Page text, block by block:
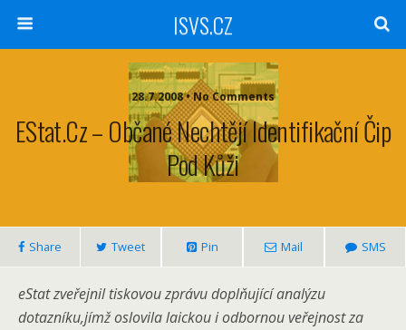
ISVS.CZ
28.7.2008 • No Comments
EStat.cz – Občané Nechtějí Identifikační Čip
Pod Kůži
Share Tweet Pin Mail SMS
eStat zveřejnil tiskovou zprávu doplňující analýzu
dotazníku,jímž oslovila laickou i odbornou veřejnost za